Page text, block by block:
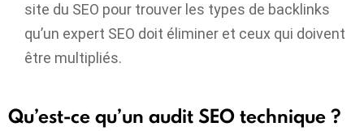
site du SEO pour trouver les types de backlinks
qu’un expert SEO doit éliminer et ceux qui doivent
être multipliés.
Qu’est-ce qu’un audit SEO technique ?